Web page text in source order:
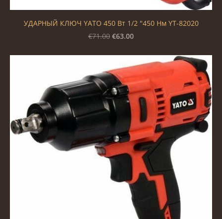
УДАРНЫЙ КЛЮЧ YATO 450 Вт 1/2 "450 Нм YT-82020
€71.00 €63.00